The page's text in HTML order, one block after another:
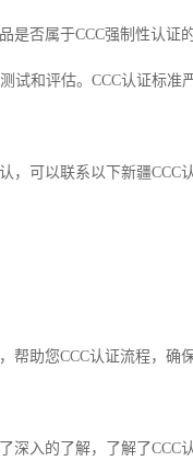
是否属于CCC强制性认证
试和评估。CCC认证标
，可以联系以下新疆CCC
帮助您CCC认证流程，确
深入的了解，了解了